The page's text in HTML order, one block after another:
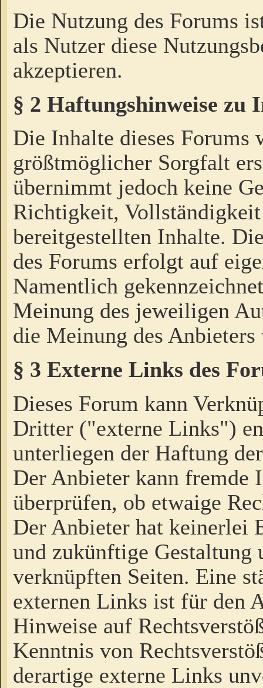
Die Nutzung des Forums
als Nutzer diese
akzeptieren.
§ 2 Haftungshinweise zu
Die Inhalte dieses Forums
größtmöglicher Sorgfalt
übernimmt jedoch keine
Richtigkeit,
bereitgestellten Inhalte.
des Forums erfolgt auf
Namentlich
Meinung des jeweiligen
die Meinung des Anbieters
§ 3 Externe Links des
Dieses Forum kann
Dritter ("externe Links")
unterliegen der Haftung
Der Anbieter kann fremde
überprüfen, ob etwaige
Der Anbieter hat keinerlei
und zukünftige Gestaltung
verknüpften Seiten. Eine
externen Links ist für den
Hinweise auf
Kenntnis von
derartige externe Links